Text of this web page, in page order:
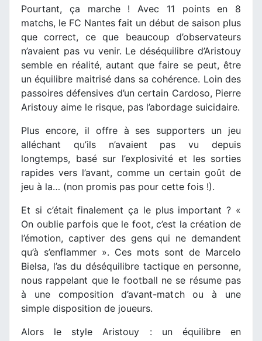
Pourtant, ça marche ! Avec 11 points en 8
matchs, le FC Nantes fait un début de saison plus
que correct, ce que beaucoup d’observateurs
n’avaient pas vu venir. Le déséquilibre d’Aristouy
semble en réalité, autant que faire se peut, être
un équilibre maitrisé dans sa cohérence. Loin des
passoires défensives d’un certain Cardoso, Pierre
Aristouy aime le risque, pas l’abordage suicidaire.
Plus encore, il offre à ses supporters un jeu
alléchant qu’ils n’avaient pas vu depuis
longtemps, basé sur l’explosivité et les sorties
rapides vers l’avant, comme un certain goût de
jeu à la… (non promis pas pour cette fois !).
Et si c’était finalement ça le plus important ? «
On oublie parfois que le foot, c’est la création de
l’émotion, captiver des gens qui ne demandent
qu’à s’enflammer ». Ces mots sont de Marcelo
Bielsa, l’as du déséquilibre tactique en personne,
nous rappelant que le football ne se résume pas
à une composition d’avant-match ou à une
simple disposition de joueurs.
Alors le style Aristouy : un équilibre en